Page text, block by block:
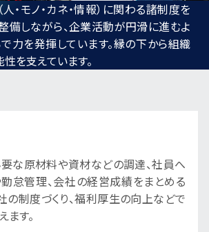
・モノ・カネ・情報）に関わる諸制度を
備しながら、企業活動が円滑に進むよ
力を発揮しています。縁の下から組織
を支えています。
な原材料や資材などの調達、社員へ
怠管理、会社の経営成績をまとめる
の制度づくり、福利厚生の向上などで
す。